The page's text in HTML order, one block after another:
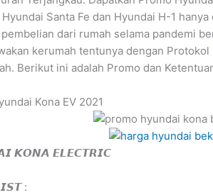
Santa Fe dan Hyundai H-1
dari rumah selama pandemi
kerumah tentunya dengan
Berikut ini adalah Promo dan
Kona EV 2021
𝙆𝙊𝙉𝘼 𝙀𝙇𝙀𝘾𝙏𝙍𝙄𝘾
: